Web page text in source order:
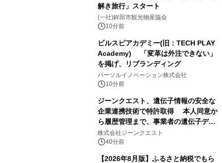
解き旅行」スタート
(一社)鉾田市観光物産協会
10分前
ビルスピアカデミー(旧：TECH PLAY
Academy) 「変革は外注できない」
を掲げ、リブランディング
パーソルイノベーション株式会社
10分前
ジーンクエスト、遺伝子情報の安全な
企業連携技術で特許取得 本人同意か
ら履歴管理まで、事業者の遺伝子デー
タ活用を支援
株式会社ジーンクエスト
40分前
【2026年8月版】ふるさと納税でもら